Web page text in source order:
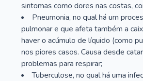
sintomas como dores nas costas,
Pneumonia, no qual há um
pulmonar e que afeta também a
haver o acúmulo de líquido (como
nos piores casos. Causa desde
problemas para respirar;
Tuberculose, no qual há uma